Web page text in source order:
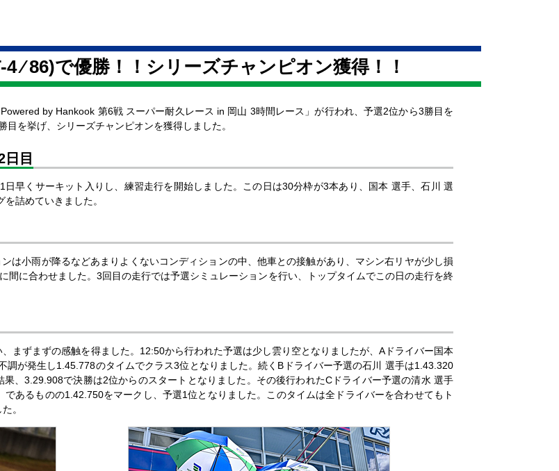
4 ⁄ 86)で優勝！！ シリーズチャンピオン獲得！！
by Hankook 第6戦 スーパー耐久レース in 岡山 3時間レース」が行われ、予選2位から3勝目を
を挙げ、シリーズチャンピオンを獲得しました。
目
早くサーキット入りし、練習走行を開始しました。この日は30分枠が3本あり、国本 選手、石川 選
詰めていきました。
は小雨が降るなどあまりよくないコンディションの中、他車との接触があり、マシン右リヤが少し損
間に合わせました。3回目の走行では予選シミュレーションを行い、トップタイムでこの日の走行を終
まずまずの感触を得ました。12:50から行われた予選は少し雲り空となりましたが、Aドライバー国本
が発生し1.45.778のタイムでクラス3位となりました。続くBドライバー予選の石川 選手は1.43.320
、3.29.908で決勝は2位からのスタートとなりました。その後行われたCドライバー予選の清水 選手
あるものの1.42.750をマークし、予選1位となりました。このタイムは全ドライバーを合わせてもト
。